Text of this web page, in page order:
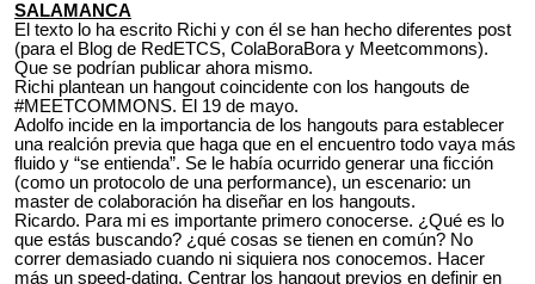
SALAMANCA
El texto lo ha escrito Richi y con él se han hecho diferentes post
(para el Blog de RedETCS, ColaBoraBora y Meetcommons).
Que se podrían publicar ahora mismo.
Richi plantean un hangout coincidente con los hangouts de
#MEETCOMMONS. El 19 de mayo.
Adolfo incide en la importancia de los hangouts para establecer
una realción previa que haga que en el encuentro todo vaya más
fluido y “se entienda”. Se le había ocurrido generar una ficción
(como un protocolo de una performance), un escenario: un
master de colaboración ha diseñar en los hangouts.
Ricardo. Para mi es importante primero conocerse. ¿Qué es lo
que estás buscando? ¿qué cosas se tienen en común? No
correr demasiado cuando ni siquiera nos conocemos. Hacer
más un speed-dating. Centrar los hangout previos en definir en